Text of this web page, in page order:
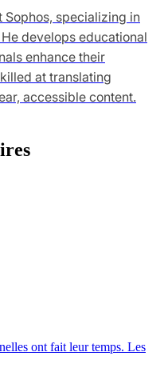
Sophos, specializing in
develops educational
enhance their
at translating
accessible content.
ont fait leur temps. Les